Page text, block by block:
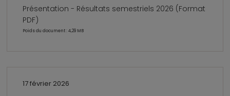
Présentation - Résultats semestriels 2026 (Format
PDF)
Poids du document : 4,29 MB
17 février 2026